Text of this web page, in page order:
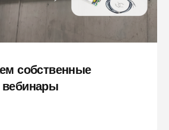
собственные